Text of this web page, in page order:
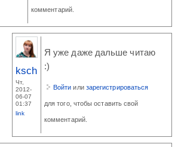
комментарий.
ksch
Чт,
2012-
06-07
01:37
link
Я уже даже дальше читаю
:)
Войти или зарегистрироваться
для того, чтобы оставить свой
комментарий.